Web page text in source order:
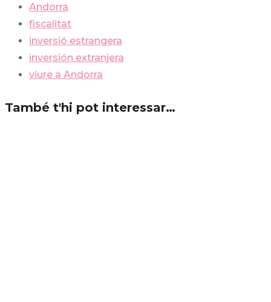
Andorra
fiscalitat
inversió estrangera
inversión extranjera
viure a Andorra
També t'hi pot interessar…